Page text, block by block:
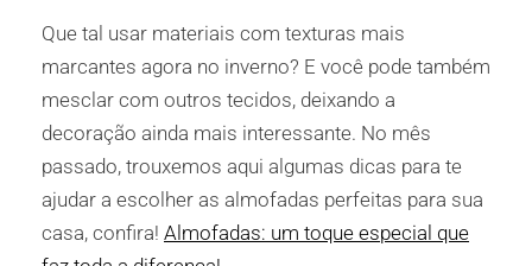
Que tal usar materiais com texturas mais
marcantes agora no inverno? E você pode também
mesclar com outros tecidos, deixando a
decoração ainda mais interessante. No mês
passado, trouxemos aqui algumas dicas para te
ajudar a escolher as almofadas perfeitas para sua
casa, confira! Almofadas: um toque especial que